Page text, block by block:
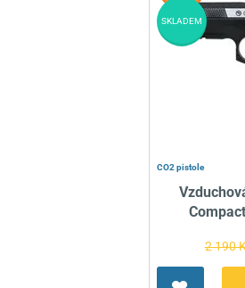
CO2 pistole
2 190
SKLADEM